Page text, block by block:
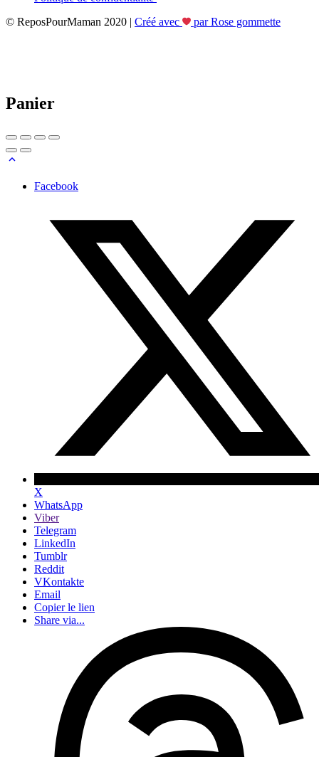
© ReposPourMaman 2020 | Créé avec par Rose gommette
Panier
Facebook
X
WhatsApp
Viber
Telegram
LinkedIn
Tumblr
Reddit
VKontakte
Email
Copier le lien
Share via...